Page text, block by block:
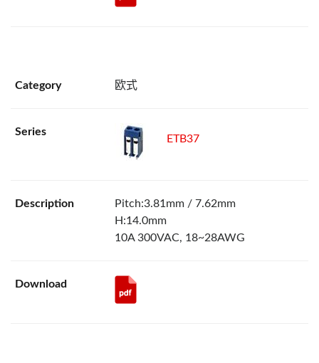
欧式
ETB37
Pitch:3.81mm / 7.62mm
H:14.0mm
10A 300VAC, 18~28AWG